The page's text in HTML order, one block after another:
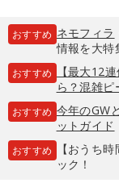
おすすめ ネモフィラ
情報を大特
おすすめ
【最大12
ら？混雑ピ
おすすめ 今年のGW
ットガイド
おすすめ 【おうち時
ック！